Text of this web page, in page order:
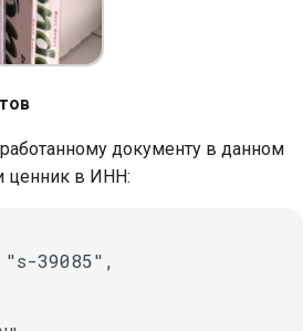
документу в данном
ценник в ИНН:
39085",